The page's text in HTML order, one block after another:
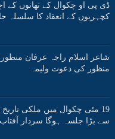
ڈی پی او چکوال کے تھانوں کے
کچہریوں کے انعقاد کا سلسلہ
شاعر اسلام راجہ عرفان منظور
منظور کی دعوت ولیمہ
19 مئی چکوال میں ملکی
سے بڑا جلسہ ہوگا سردار